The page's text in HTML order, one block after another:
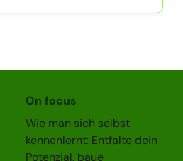
On focus
Wie man sich selbst
kennenlernt: Entfalte dein
Potenzial, baue